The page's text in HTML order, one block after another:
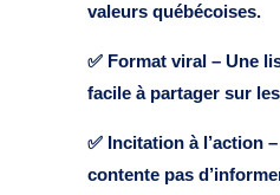
valeurs québécoises.
✅ Format viral – Une
facile à partager sur
✅ Incitation à l’action
contente pas